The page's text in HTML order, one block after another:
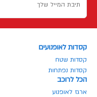
קסדות לאופנועים
קסדות שטח
קסדות נפתחות
הכל לרוכב
ארגז לאופנוע